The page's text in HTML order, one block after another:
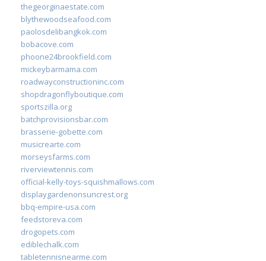
thegeorginaestate.com
blythewoodseafood.com
paolosdelibangkok.com
bobacove.com
phoone24brookfield.com
mickeybarmama.com
roadwayconstructioninc.com
shopdragonflyboutique.com
sportszilla.org
batchprovisionsbar.com
brasserie-gobette.com
musicrearte.com
morseysfarms.com
riverviewtennis.com
official-kelly-toys-squishmallows.com
displaygardenonsuncrest.org
bbq-empire-usa.com
feedstoreva.com
drogopets.com
ediblechalk.com
tabletennisnearme.com